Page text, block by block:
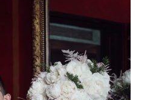
FLORAL
PARISIEN